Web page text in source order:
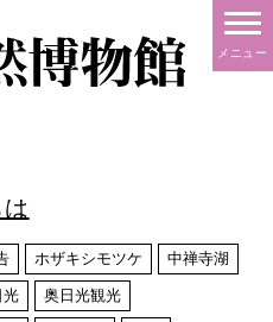
メニュー
ホザキシモツケ 中禅寺湖
光 奥日光観光